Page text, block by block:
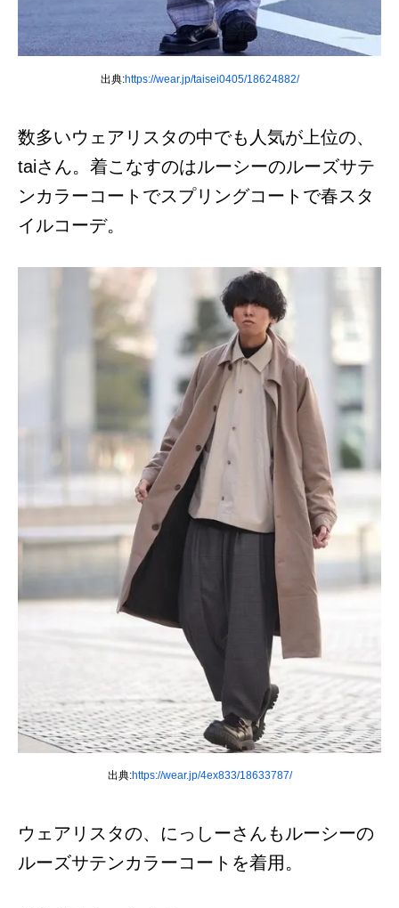
出典:https://wear.jp/taisei0405/18624882/
数多いウェアリスタの中でも人気が上位の、
taiさん。着こなすのはルーシーのルーズサテ
ンカラーコートでスプリングコートで春スタ
イルコーデ。
出典:https://wear.jp/4ex833/18633787/
ウェアリスタの、にっしーさんもルーシーの
ルーズサテンカラーコートを着用。